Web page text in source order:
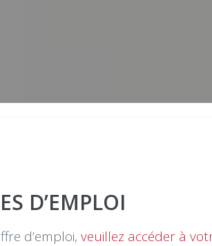
D’EMPLOI
d’emploi, veuillez accéder à